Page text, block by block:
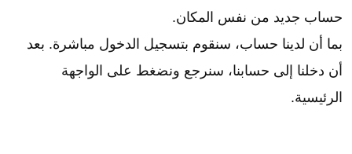
حساب جديد من نفس المكان.
بما أن لدينا حساب، سنقوم بتسجيل الدخول مباشرة. بعد
أن دخلنا إلى حسابنا، سنرجع ونضغط على الواجهة
الرئيسية.